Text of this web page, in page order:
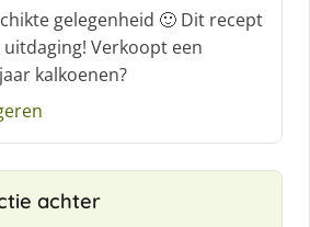
gelegenheid 🙂 Dit recept
Verkoopt een
kalkoenen?
achter